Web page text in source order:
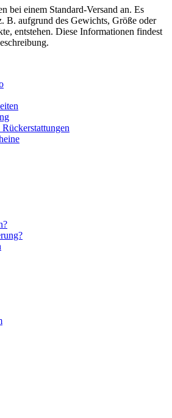
bei einem Standard-Versand an. Es
B. aufgrund des Gewichts, Größe oder
entstehen. Diese Informationen findest